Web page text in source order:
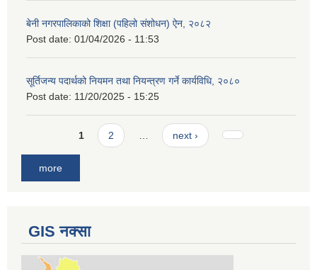
बेनी नगरपालिकाको शिक्षा (पहिलो संशोधन) ऐन, २०८२
Post date: 01/04/2026 - 11:53
सूर्तिजन्य पदार्थको नियमन तथा नियन्त्रण गर्ने कार्यविधि, २०८०
Post date: 11/20/2025 - 15:25
Pages1 2 next ›
more
GIS नक्सा